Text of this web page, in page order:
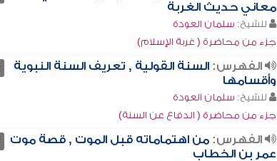
معاني حديث الغربة
للشيخ: سلمان العودة
جزء من محاضرة ( غربة الإسلام)
الفهرس: السنة القولية , تعريف السنة النبوية
وأقسامها
للشيخ: سلمان العودة
جزء من محاضرة ( الدفاع عن السنة)
الفهرس: من اهتماماته قبل الموت , قصة موت
عمر بن الخطاب